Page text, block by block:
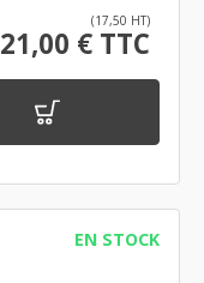
(17,50 HT)
21,00 € TTC
EN STOCK